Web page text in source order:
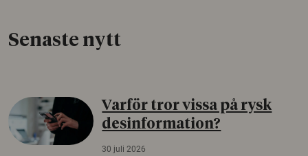
Senaste nytt
Varför tror vissa på rysk
desinformation?
30 juli 2026